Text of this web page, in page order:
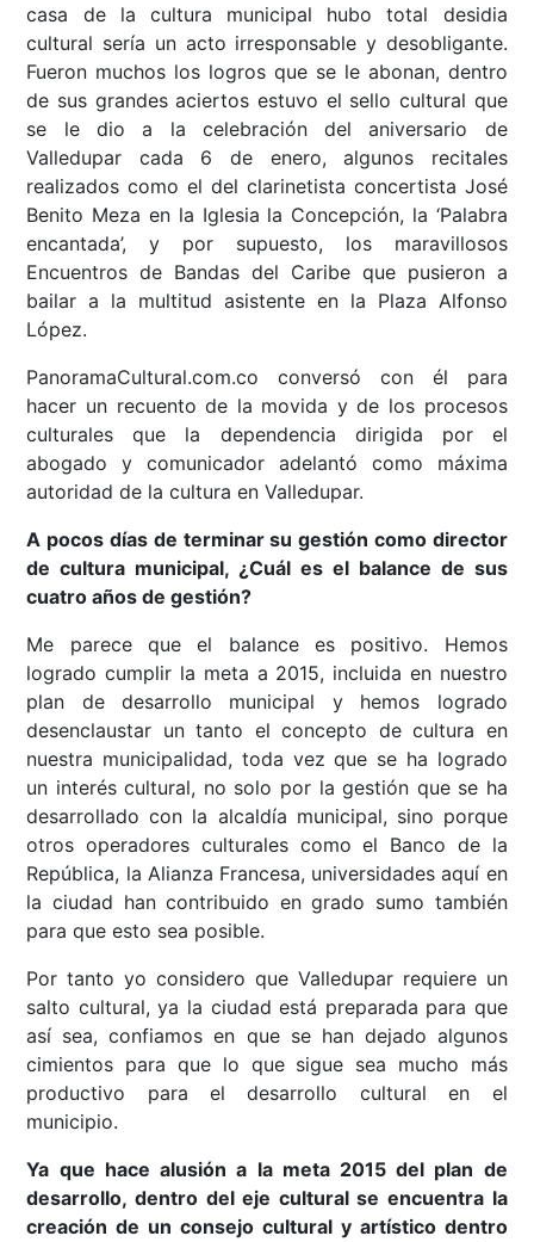
casa de la cultura municipal hubo total desidia
cultural sería un acto irresponsable y desobligante.
Fueron muchos los logros que se le abonan, dentro
de sus grandes aciertos estuvo el sello cultural que
se le dio a la celebración del aniversario de
Valledupar cada 6 de enero, algunos recitales
realizados como el del clarinetista concertista José
Benito Meza en la Iglesia la Concepción, la ‘Palabra
encantada’, y por supuesto, los maravillosos
Encuentros de Bandas del Caribe que pusieron a
bailar a la multitud asistente en la Plaza Alfonso
López.
PanoramaCultural.com.co conversó con él para
hacer un recuento de la movida y de los procesos
culturales que la dependencia dirigida por el
abogado y comunicador adelantó como máxima
autoridad de la cultura en Valledupar.
A pocos días de terminar su gestión como director
de cultura municipal, ¿Cuál es el balance de sus
cuatro años de gestión?
Me parece que el balance es positivo. Hemos
logrado cumplir la meta a 2015, incluida en nuestro
plan de desarrollo municipal y hemos logrado
desenclaustar un tanto el concepto de cultura en
nuestra municipalidad, toda vez que se ha logrado
un interés cultural, no solo por la gestión que se ha
desarrollado con la alcaldía municipal, sino porque
otros operadores culturales como el Banco de la
República, la Alianza Francesa, universidades aquí en
la ciudad han contribuido en grado sumo también
para que esto sea posible.
Por tanto yo considero que Valledupar requiere un
salto cultural, ya la ciudad está preparada para que
así sea, confiamos en que se han dejado algunos
cimientos para que lo que sigue sea mucho más
productivo para el desarrollo cultural en el
municipio.
Ya que hace alusión a la meta 2015 del plan de
desarrollo, dentro del eje cultural se encuentra la
creación de un consejo cultural y artístico dentro